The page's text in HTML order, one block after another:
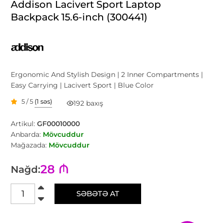
Addison Lacivert Sport Laptop
Backpack 15.6-inch (300441)
Ergonomic And Stylish Design | 2 Inner Compartments |
Easy Carrying | Lacivert Sport | Blue Color
5 / 5 (1 səs) 192 baxış
Artikul:GF00010000
Anbarda: Mövcuddur
Mağazada: Mövcuddur
Nağd:28 ₼
SƏBƏTƏ AT